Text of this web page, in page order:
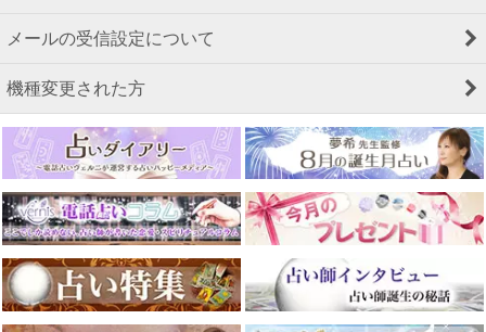
メールの受信設定について
機種変更された方